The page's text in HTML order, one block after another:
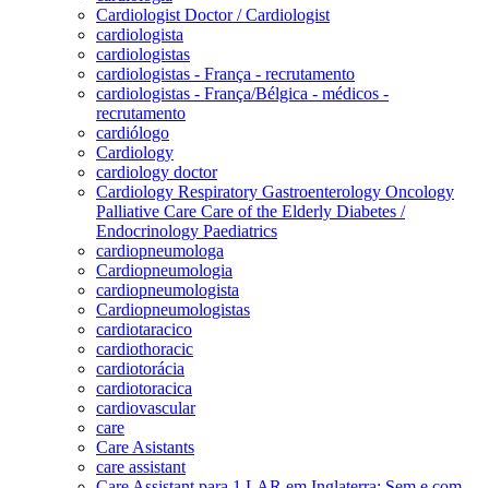
Cardiologist Doctor / Cardiologist
cardiologista
cardiologistas
cardiologistas - França - recrutamento
cardiologistas - França/Bélgica - médicos -
recrutamento
cardiólogo
Cardiology
cardiology doctor
Cardiology Respiratory Gastroenterology Oncology
Palliative Care Care of the Elderly Diabetes /
Endocrinology Paediatrics
cardiopneumologa
Cardiopneumologia
cardiopneumologista
Cardiopneumologistas
cardiotaracico
cardiothoracic
cardiotorácia
cardiotoracica
cardiovascular
care
Care Asistants
care assistant